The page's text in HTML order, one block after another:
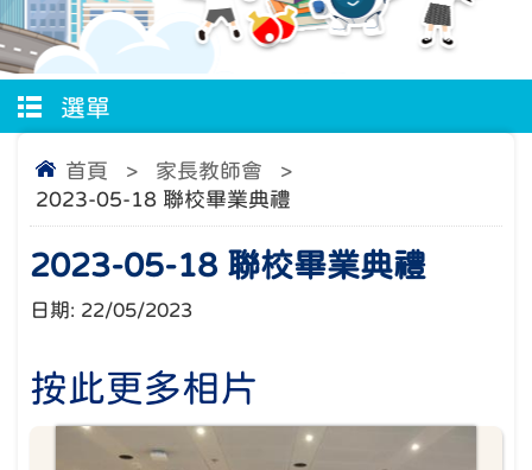
選單
首頁 > 家長教師會
>
2023-05-18 聯校畢業典禮
2023-05-18 聯校畢業典禮
日期: 22/05/2023
按此更多相片